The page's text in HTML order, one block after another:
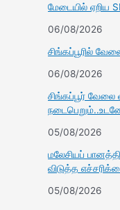
மேடையில் ஏறிய
06/08/2026
சிங்கப்பூரில்
06/08/2026
சிங்கப்பூர்
05/08/2026
மலேசியப்
விடுத்த
05/08/2026